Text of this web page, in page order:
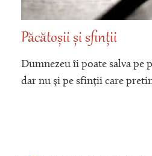
Păcătoșii și sfinții
Dumnezeu îi poate salva pe
dar nu și pe sfinții care